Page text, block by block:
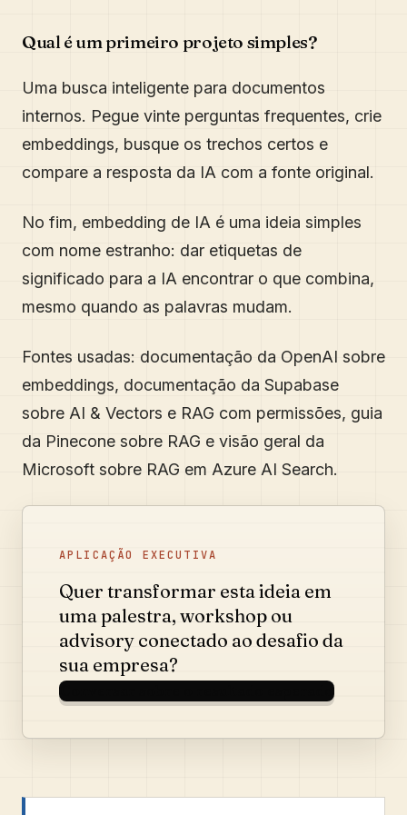
Qual é um primeiro projeto simples?
Uma busca inteligente para documentos
internos. Pegue vinte perguntas frequentes, crie
embeddings, busque os trechos certos e
compare a resposta da IA com a fonte original.
No fim, embedding de IA é uma ideia simples
com nome estranho: dar etiquetas de
significado para a IA encontrar o que combina,
mesmo quando as palavras mudam.
Fontes usadas: documentação da OpenAI sobre
embeddings, documentação da Supabase
sobre AI & Vectors e RAG com permissões, guia
da Pinecone sobre RAG e visão geral da
Microsoft sobre RAG em Azure AI Search.
APLICAÇÃO EXECUTIVA
Quer transformar esta ideia em
uma palestra, workshop ou
advisory conectado ao desafio da
sua empresa?
Conversar sobre o resultado esperado